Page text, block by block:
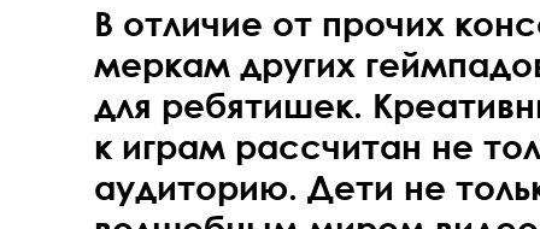
В отличие от прочих
меркам других
для ребятишек.
к играм рассчитан не
аудиторию. Дети не